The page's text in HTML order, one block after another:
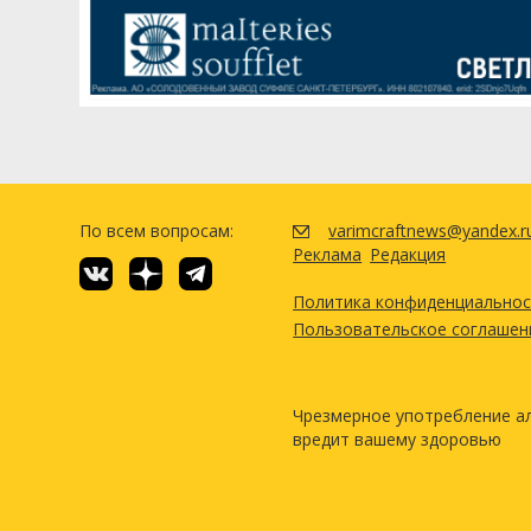
Хмель
По всем вопросам:
Реклама Редакция
Политика
Пользовательское
Чрезмерное употребление
вредит вашему здоровью